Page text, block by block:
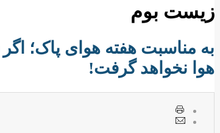
زیست بوم
به مناسبت هفته هوای پاک؛
هوا نخواهد گرفت!